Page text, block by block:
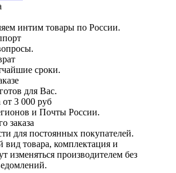
интим товары по России.
сроки.
для Вас.
от 3 000 руб
и Почты России.
заказа
для постоянных покупателей.
товара, комплектация и
изменяться производителем без